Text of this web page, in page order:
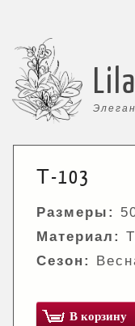
Lila
Т-103
Размеры:
Материал:
Сезон:
В корзину